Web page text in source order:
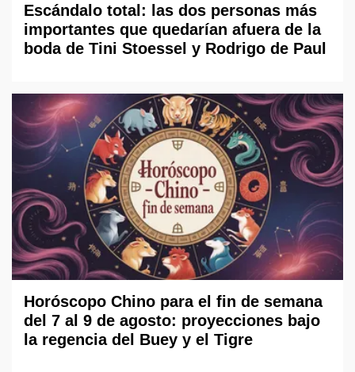
Escándalo total: las dos personas más
importantes que quedarían afuera de la
boda de Tini Stoessel y Rodrigo de Paul
Horóscopo Chino para el fin de semana
del 7 al 9 de agosto: proyecciones bajo
la regencia del Buey y el Tigre